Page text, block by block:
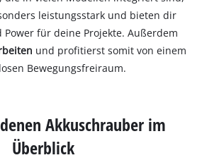
leistungsstark und bieten dir
für deine Projekte. Außerdem
und profitierst somit von einem
Bewegungsfreiraum.
Akkuschrauber im
Überblick